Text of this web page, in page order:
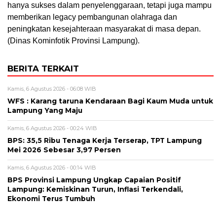
hanya sukses dalam penyelenggaraan, tetapi juga mampu
memberikan legacy pembangunan olahraga dan
peningkatan kesejahteraan masyarakat di masa depan.
(Dinas Kominfotik Provinsi Lampung).
BERITA TERKAIT
Kamis, 6 Agustus 2026 - 06:08 WIB
WFS : Karang taruna Kendaraan Bagi Kaum Muda untuk
Lampung Yang Maju
Kamis, 6 Agustus 2026 - 00:24 WIB
BPS: 35,5 Ribu Tenaga Kerja Terserap, TPT Lampung
Mei 2026 Sebesar 3,97 Persen
Kamis, 6 Agustus 2026 - 00:14 WIB
BPS Provinsi Lampung Ungkap Capaian Positif
Lampung: Kemiskinan Turun, Inflasi Terkendali,
Ekonomi Terus Tumbuh